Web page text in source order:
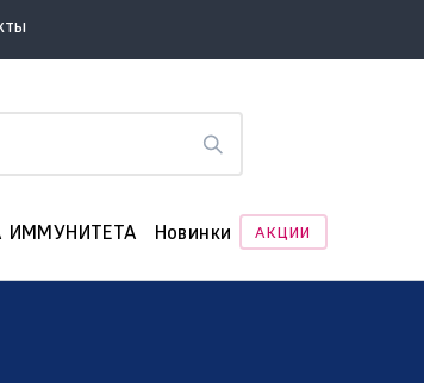
ИММУНИТЕТА Новинки АКЦИИ